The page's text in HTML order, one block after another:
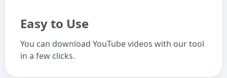
Easy to Use
You can download YouTube videos with our tool
in a few clicks.